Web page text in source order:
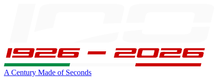
A Century Made of Seconds